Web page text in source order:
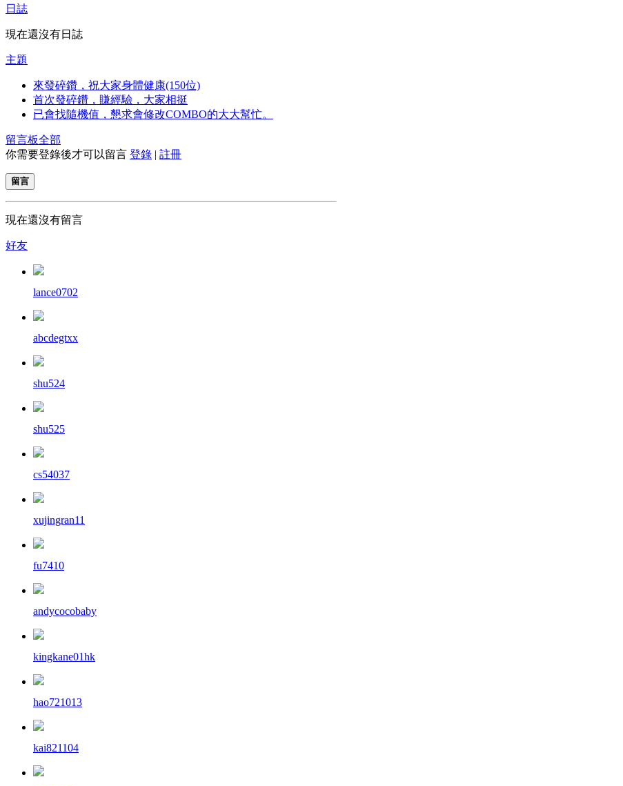
日誌
現在還沒有日誌
主題
來發碎鑽，祝大家身體健康(150位)
首次發碎鑽，賺經驗，大家相挺
已會找隨機值，懇求會修改COMBO的大大幫忙。
留言板全部
你需要登錄後才可以留言 登錄 | 註冊
留言
現在還沒有留言
好友
lance0702
abcdegtxx
shu524
shu525
cs54037
xujingran11
fu7410
andycocobaby
kingkane01hk
hao721013
kai821104